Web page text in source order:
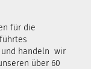
für die
und handeln wir
über 60